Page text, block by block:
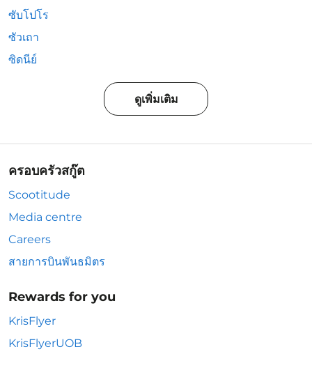
ซับโปโร
ซัวเถา
ซิดนีย์
ดูเพิ่มเติม
ครอบครัวสกู๊ต
Scootitude
Media centre
Careers
สายการบินพันธมิตร
Rewards for you
KrisFlyer
KrisFlyerUOB